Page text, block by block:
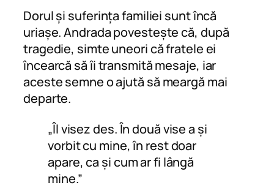
Dorul și suferința familiei sunt încă
uriașe. Andrada povestește că, după
tragedie, simte uneori că fratele ei
încearcă să îi transmită mesaje, iar
aceste semne o ajută să meargă mai
departe.
„Îl visez des. În două vise a și
vorbit cu mine, în rest doar
apare, ca și cum ar fi lângă
mine.”